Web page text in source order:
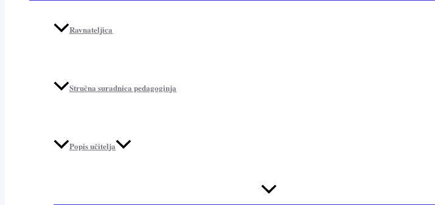
Ravnateljica
Stručna suradnica pedagoginja
Popis učitelja
Menu
Toggle